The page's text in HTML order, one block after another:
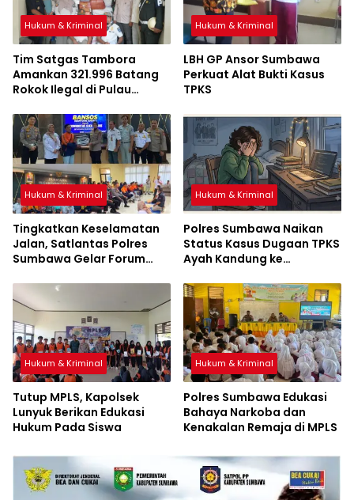
Hukum & Kriminal
Tim Satgas Tambora
Amankan 321.996 Batang
Rokok Ilegal di Pulau
Hukum & Kriminal
LBH GP Ansor Sumbawa
Perkuat Alat Bukti Kasus
TPKS
Hukum & Kriminal
Tingkatkan Keselamatan
Jalan, Satlantas Polres
Sumbawa Gelar Forum
Bagikan Bansos
Hukum & Kriminal
Polres Sumbawa Naikan
Status Kasus Dugaan TPKS
Ayah Kandung ke
Hukum & Kriminal
Tutup MPLS, Kapolsek
Lunyuk Berikan Edukasi
Hukum Pada Siswa
Hukum & Kriminal
Polres Sumbawa Edukasi
Bahaya Narkoba dan
Kenakalan Remaja di MPLS